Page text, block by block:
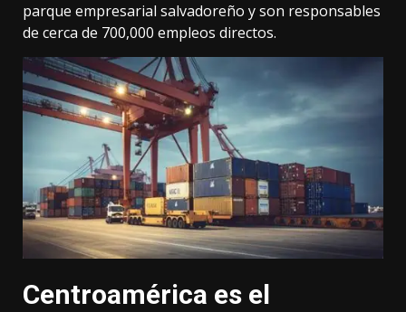
parque empresarial salvadoreño y son responsables
de cerca de 700,000 empleos directos.
Centroamérica es el